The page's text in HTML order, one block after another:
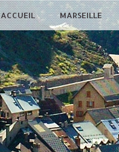
ACCUEIL MARSEILLE